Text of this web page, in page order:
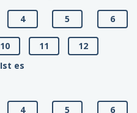
4 5 6
10 11
12
es
4 5 6